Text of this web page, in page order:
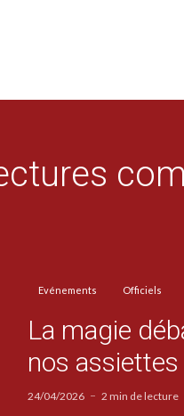
Evénements Officiels
La magie
nos assiettes
24/04/2026 2 min de lecture